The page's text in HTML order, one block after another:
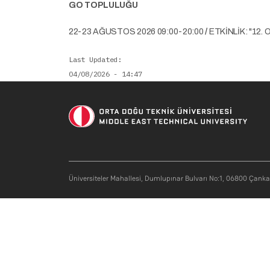
GO TOPLULUĞU
22-23 AĞUSTOS 2026 09:00-20:00/ ETKİNLİK: "12.
Last Updated
04/08/2026 - 14:47
Üniversiteler Mahallesi, Dumlupınar Bulvarı No:1, 06800